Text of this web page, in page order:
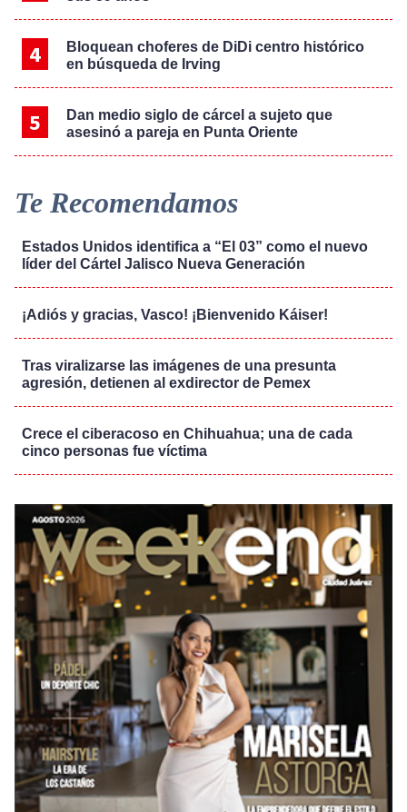
Bloquean choferes de DiDi centro histórico
en búsqueda de Irving
Dan medio siglo de cárcel a sujeto que
asesinó a pareja en Punta Oriente
Te Recomendamos
Estados Unidos identifica a “El 03” como el nuevo
líder del Cártel Jalisco Nueva Generación
¡Adiós y gracias, Vasco! ¡Bienvenido Káiser!
Tras viralizarse las imágenes de una presunta
agresión, detienen al exdirector de Pemex
Crece el ciberacoso en Chihuahua; una de cada
cinco personas fue víctima